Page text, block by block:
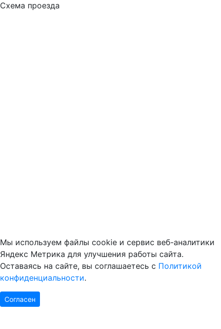
Схема проезда
Мы используем файлы cookie и сервис веб-аналитики
Яндекс Метрика для улучшения работы сайта.
Оставаясь на сайте, вы соглашаетесь с Политикой
конфиденциальности.
Согласен